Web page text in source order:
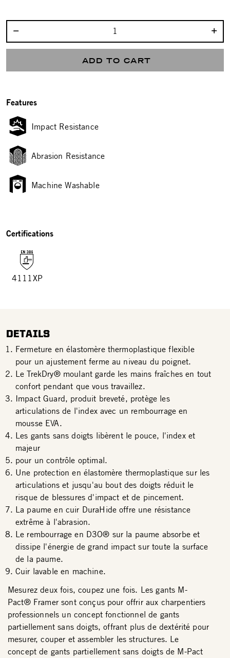
ADD TO CART
Features
Impact Resistance
Abrasion Resistance
Machine Washable
Certifications
4111XP
DETAILS
Fermeture en élastomère thermoplastique flexible
pour un ajustement ferme au niveau du poignet.
Le TrekDry® moulant garde les mains fraîches en tout
confort pendant que vous travaillez.
Impact Guard, produit breveté, protège les
articulations de l'index avec un rembourrage en
mousse EVA.
Les gants sans doigts libèrent le pouce, l'index et
majeur
pour un contrôle optimal.
Une protection en élastomère thermoplastique sur les
articulations et jusqu'au bout des doigts réduit le
risque de blessures d'impact et de pincement.
La paume en cuir DuraHide offre une résistance
extrême à l'abrasion.
Le rembourrage en D3O® sur la paume absorbe et
dissipe l'énergie de grand impact sur toute la surface
de la paume.
Cuir lavable en machine.
Mesurez deux fois, coupez une fois. Les gants M-
Pact® Framer sont conçus pour offrir aux charpentiers
professionnels un concept fonctionnel de gants
partiellement sans doigts, offrant plus de dextérité pour
mesurer, couper et assembler les structures. Le
concept de gants partiellement sans doigts de M-Pact